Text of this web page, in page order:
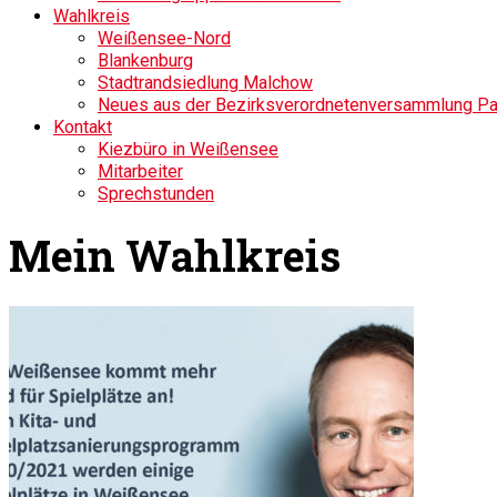
Wahlkreis
Weißensee-Nord
Blankenburg
Stadtrandsiedlung Malchow
Neues aus der Bezirksverordnetenversammlung
Kontakt
Kiezbüro in Weißensee
Mitarbeiter
Sprechstunden
Mein Wahlkreis